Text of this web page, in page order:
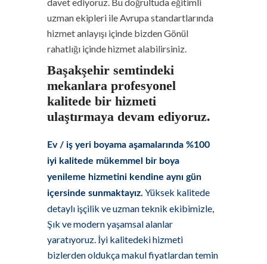
uzman ekipleri ile Avrupa standartlarında
hizmet anlayışı içinde bizden Gönül
rahatlığı içinde hizmet alabilirsiniz.
Başakşehir semtindeki
mekanlara profesyonel
kalitede bir hizmeti
ulaştırmaya devam ediyoruz.
Ev / iş yeri boyama aşamalarında %100
iyi kalitede mükemmel bir boya
yenileme hizmetini kendine aynı gün
içersinde sunmaktayız. Yüksek kalitede
detaylı işçilik ve uzman teknik ekibimizle,
Şık ve modern yaşamsal alanlar
yaratıyoruz. İyi kalitedeki hizmeti
bizlerden oldukça makul fiyatlardan temin